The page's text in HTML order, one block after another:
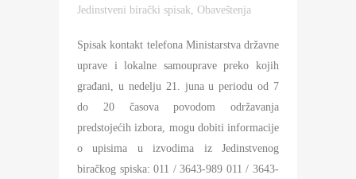
Jedinstveni birački spisak, Obaveštenja
Spisak kontakt telefona Ministarstva državne
uprave i lokalne samouprave preko kojih
građani, u nedelju 21. juna u periodu od 7
do 20 časova povodom održavanja
predstojećih izbora, mogu dobiti informacije
o upisima u izvodima iz Jedinstvenog
biračkog spiska: 011 / 3643-989 011 / 3643-